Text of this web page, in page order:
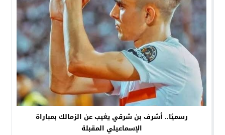
رسميًا.. أشرف بن شرقي يغيب عن الزمالك بمباراة
الإسماعيلي المقبلة